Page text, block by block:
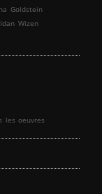
Goldstein
Idan Wizen
les oeuvres